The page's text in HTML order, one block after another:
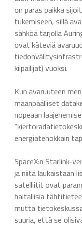
on paras paikka
tukemiseen, sillä
sähköä tarjolla
ovat käteviä
kilpailijat) vuoksi.
Kun avaruuteen
maanpäälliset
nopeaan
energiatehokkain
SpaceX:n Starlink-
ja niitä laukaistaan
satelliitit ovat
haitallisia
mutta
suuria, että se